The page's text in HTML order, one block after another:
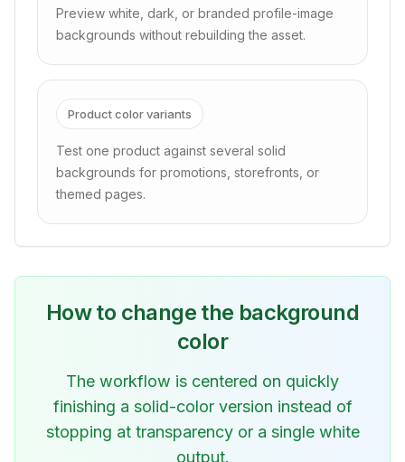
Preview white, dark, or branded profile-image
backgrounds without rebuilding the asset.
Product color variants
Test one product against several solid
backgrounds for promotions, storefronts, or
themed pages.
How to change the background
color
The workflow is centered on quickly
finishing a solid-color version instead of
stopping at transparency or a single white
output.